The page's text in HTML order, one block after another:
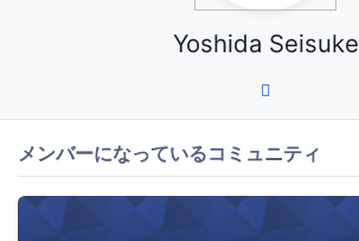
Yoshida Seisuke
メンバーになっているコミュニティ